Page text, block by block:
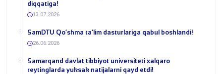
diqqatiga!
13.07.2026
​SamDTU Qo‘shma ta’lim dasturlariga qabul boshlandi!
26.06.2026
Samarqand davlat tibbiyot universiteti xalqaro
reytinglarda yuksak natijalarni qayd etdi!